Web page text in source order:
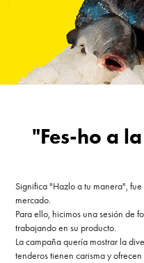
"Fes-ho a
Significa "Hazlo a tu manera",
mercado.
Para ello, hicimos una sesión de
trabajando en su producto.
La campaña quería mostrar la
tenderos tienen carisma y